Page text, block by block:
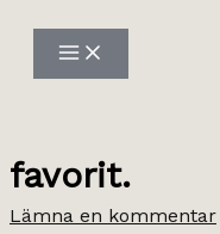
innehåll
favorit.
Lämna en kommentar